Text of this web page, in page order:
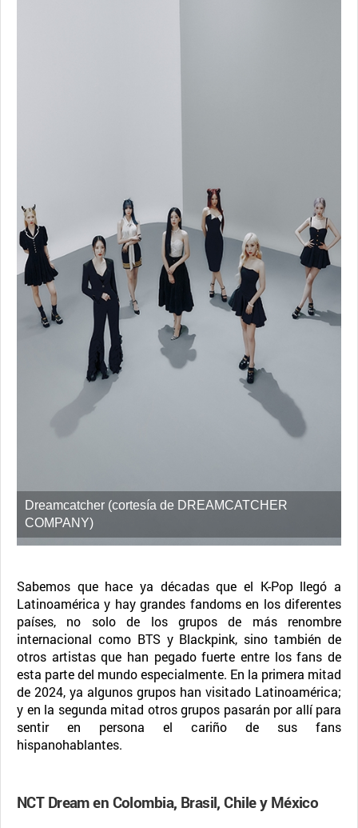
Dreamcatcher (cortesía de DREAMCATCHER
COMPANY)
Sabemos que hace ya décadas que el K-Pop llegó a
Latinoamérica y hay grandes fandoms en los diferentes
países, no solo de los grupos de más renombre
internacional como BTS y Blackpink, sino también de
otros artistas que han pegado fuerte entre los fans de
esta parte del mundo especialmente. En la primera mitad
de 2024, ya algunos grupos han visitado Latinoamérica;
y en la segunda mitad otros grupos pasarán por allí para
sentir en persona el cariño de sus fans
hispanohablantes.
NCT Dream en Colombia, Brasil, Chile y México